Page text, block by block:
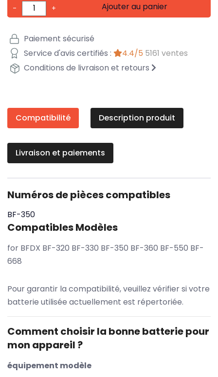
- + Ajouter au panier
Paiement sécurisé
Service d'avis certifiés :
4.4/5 5161 ventes
Conditions de livraison et retours
Compatibilité Description produit
Livraison et paiements
Numéros de pièces compatibles
BF-350
Compatibles Modèles
for BFDX BF-320 BF-330 BF-350 BF-360 BF-550 BF-
668
Pour garantir la compatibilité, veuillez vérifier si votre
batterie utilisée actuellement est répertoriée.
Comment choisir la bonne batterie pour
mon appareil ?
équipement modèle